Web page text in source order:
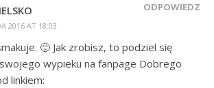
2016 AT 18:03
ODPOWIEDZ
🙂 Jak zrobisz, to podziel się
wypieku na fanpage Dobrego
linkiem: